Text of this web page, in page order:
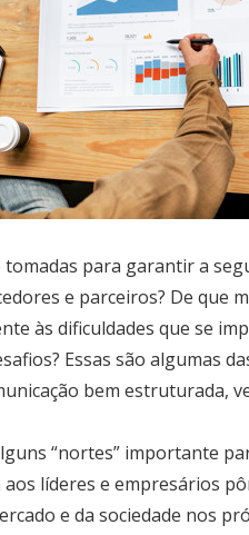
tomadas para garantir a
e parceiros? De que
às dificuldades que se
Essas são algumas
bem estruturada,
“nortes” importante
líderes e empresários
e da sociedade nos